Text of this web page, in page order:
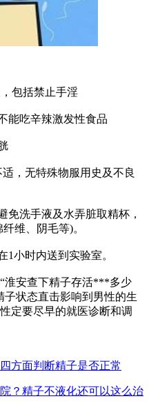
包括禁止手淫
吃辛辣激发性食品
，无特殊物服用史及不良
洗手液及水弄脏取精杯，
维、阴毛等)。
小时内送到实验室。
安查下精子存活***多少
子状态直击影响到男性的生
定要尽早的就医诊断和调
方面判断精子是否正常
？精子不液化还可以这么治